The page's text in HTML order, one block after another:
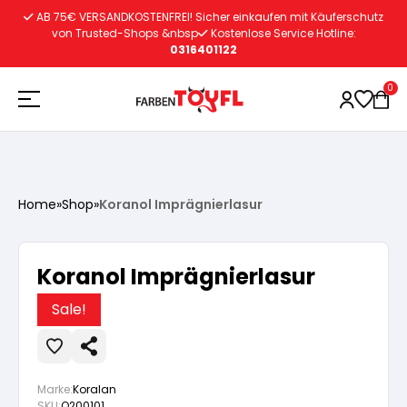
Vorbereitung
Wasserlösliche Grundierung
Lacke
Vorbereitung
Autoreparatur
Vorbereitung
Innenfarben
AB 75€ VERSANDKOSTENFREI! Sicher einkaufen mit Käuferschutz
von Trusted-Shops &nbsp
Kostenlose Service Hotline:
0316401122
0
Home»Shop»Koranol Imprägnierlasur
Koranol Imprägnierlasur
Sale!
Marke:Koralan